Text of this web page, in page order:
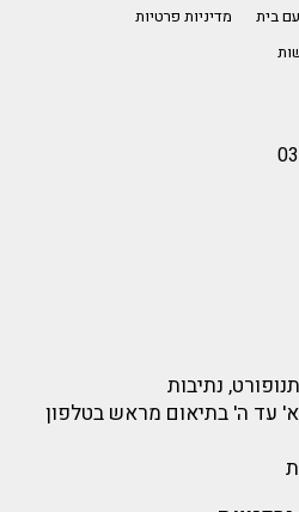
בית
מדיניות פרטיות
נתיבות
עד ה' בתיאום מראש בטלפון